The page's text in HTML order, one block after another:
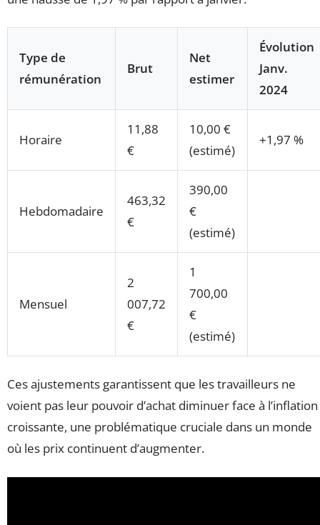
Type de
rémunération
Brut
Net
estimer
Évolution
Janv.
2024
Horaire
11,88
€
10,00 €
(estimé)
+1,97 %
Hebdomadaire
463,32
€
390,00
€
(estimé)
Mensuel
2
007,72
€
1
700,00
€
(estimé)
Ces ajustements garantissent que les travailleurs ne
voient pas leur pouvoir d’achat diminuer face à l’inflation
croissante, une problématique cruciale dans un monde
où les prix continuent d’augmenter.